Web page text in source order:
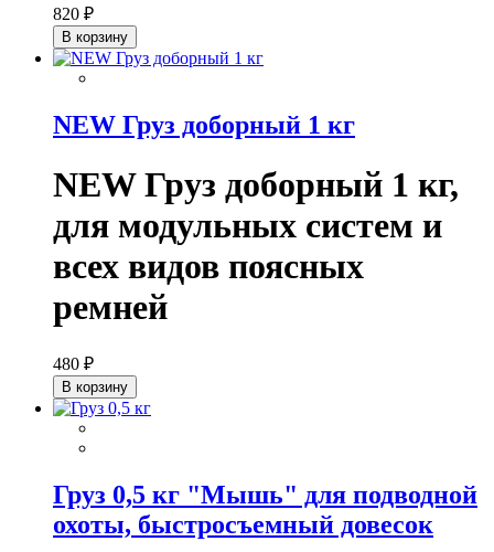
820 ₽
В корзину
NEW Груз доборный 1 кг
NEW Груз доборный 1 кг,
для модульных систем и
всех видов поясных
ремней
480 ₽
В корзину
Груз 0,5 кг "Мышь" для подводной
охоты, быстросъемный довесок